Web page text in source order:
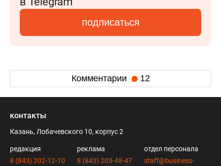
подписаться
Комментарии 12
контакты
Казань, Лобачевского 10, корпус 2
редакция
8 (843) 202-12-10
реклама
8 (843) 203-48-47
отдел персонала
staff@business-